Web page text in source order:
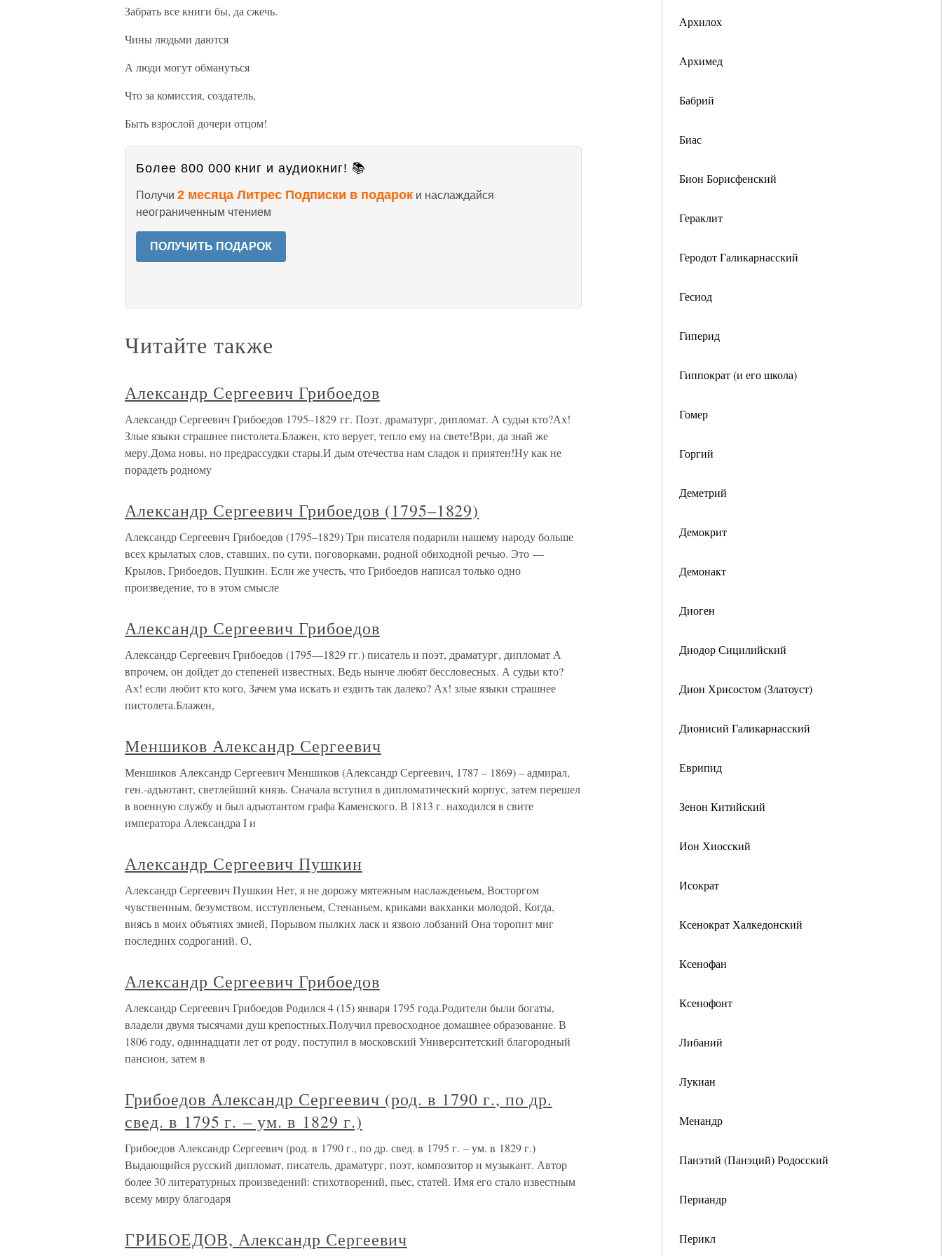
Архилох
Архимед
Бабрий
Биас
Бион Борисфенский
Гераклит
Геродот Галикарнасский
Гесиод
Гиперид
Гиппократ (и его школа)
Гомер
Горгий
Деметрий
Демокрит
Демонакт
Диоген
Диодор Сицилийский
Дион Хрисостом (Златоуст)
Дионисий Галикарнасский
Еврипид
Зенон Китийский
Ион Хиосский
Исократ
Ксенократ Халкедонский
Ксенофан
Ксенофонт
Либаний
Лукиан
Менандр
Панэтий (Панэций) Родосский
Периандр
Перикл
Забрать все книги бы, да сжечь.
Чины людьми даются
А люди могут обмануться
Что за комиссия, создатель,
Быть взрослой дочери отцом!
Более 800 000 книг и аудиокниг! 📚
Получи 2 месяца Литрес Подписки в подарок и наслаждайся
неограниченным чтением
ПОЛУЧИТЬ ПОДАРОК
Читайте также
Александр Сергеевич Грибоедов
Александр Сергеевич Грибоедов 1795–1829 гг. Поэт, драматург, дипломат. А судьи кто?Ах!
Злые языки страшнее пистолета.Блажен, кто верует, тепло ему на свете!Ври, да знай же
меру.Дома новы, но предрассудки стары.И дым отечества нам сладок и приятен!Ну как не
порадеть родному
Александр Сергеевич Грибоедов (1795–1829)
Александр Сергеевич Грибоедов (1795–1829) Три писателя подарили нашему народу больше
всех крылатых слов, ставших, по сути, поговорками, родной обиходной речью. Это —
Крылов, Грибоедов, Пушкин. Если же учесть, что Грибоедов написал только одно
произведение, то в этом смысле
Александр Сергеевич Грибоедов
Александр Сергеевич Грибоедов (1795—1829 гг.) писатель и поэт, драматург, дипломат А
впрочем, он дойдет до степеней известных, Ведь нынче любят бессловесных. А судьи кто?
Ах! если любит кто кого, Зачем ума искать и ездить так далеко? Ах! злые языки страшнее
пистолета.Блажен,
Меншиков Александр Сергеевич
Меншиков Александр Сергеевич Меншиков (Александр Сергеевич, 1787 – 1869) – адмирал,
ген.-адъютант, светлейший князь. Сначала вступил в дипломатический корпус, затем перешел
в военную службу и был адъютантом графа Каменского. В 1813 г. находился в свите
императора Александра I и
Александр Сергеевич Пушкин
Александр Сергеевич Пушкин Нет, я не дорожу мятежным наслажденьем, Восторгом
чувственным, безумством, исступленьем, Стенаньем, криками вакханки молодой, Когда,
виясь в моих объятиях змией, Порывом пылких ласк и язвою лобзаний Она торопит миг
последних содроганий. О,
Александр Сергеевич Грибоедов
Александр Сергеевич Грибоедов Родился 4 (15) января 1795 года.Родители были богаты,
владели двумя тысячами душ крепостных.Получил превосходное домашнее образование. В
1806 году, одиннадцати лет от роду, поступил в московский Университетский благородный
пансион, затем в
Грибоедов Александр Сергеевич (род. в 1790 г., по др.
свед. в 1795 г. – ум. в 1829 г.)
Грибоедов Александр Сергеевич (род. в 1790 г., по др. свед. в 1795 г. – ум. в 1829 г.)
Выдающийся русский дипломат, писатель, драматург, поэт, композитор и музыкант. Автор
более 30 литературных произведений: стихотворений, пьес, статей. Имя его стало известным
всему миру благодаря
ГРИБОЕДОВ, Александр Сергеевич